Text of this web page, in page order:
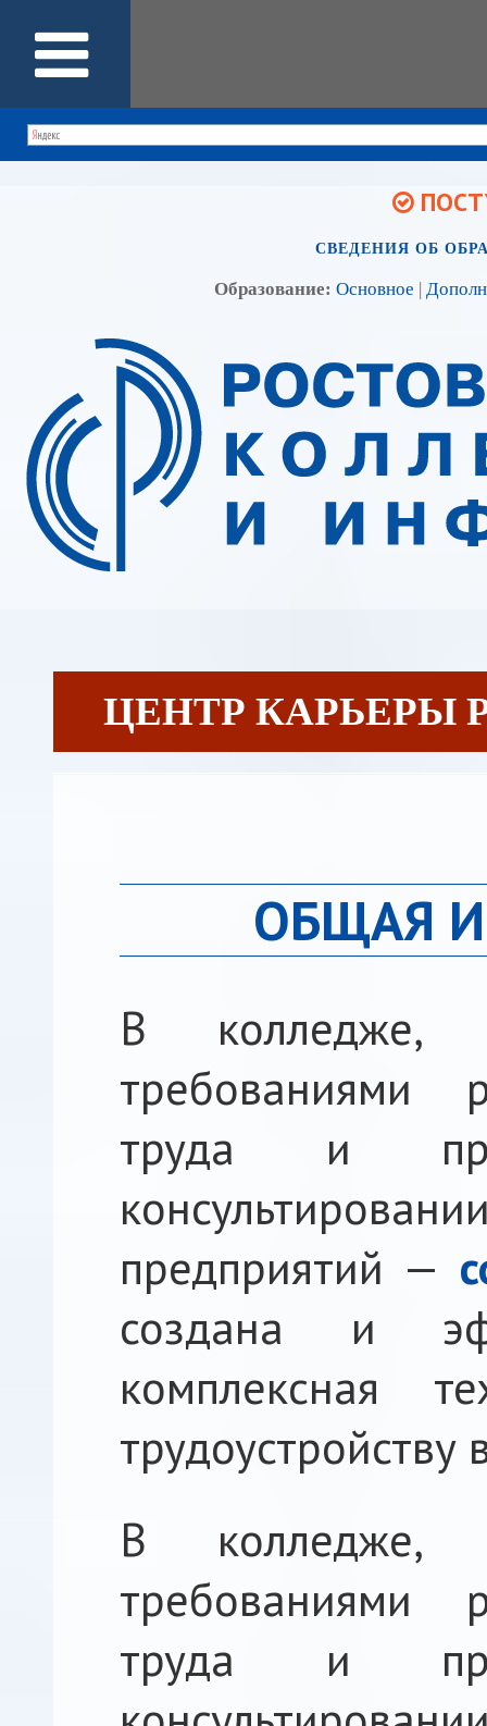
СВЕДЕНИЯ ОБ
Образование: Основное |
ЦЕНТР КАРЬЕРЫ
ОБЩАЯ
В колледже,
требованиями
труда и при
предприятий —
создана и
комплексная
трудоустройству
В колледже,
требованиями
труда и при